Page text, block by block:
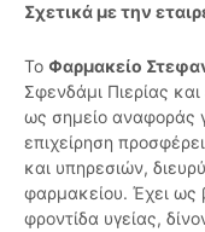
Σχετικά με την
Το Φαρμακείο
Σφενδάμι Πιερίας
ως σημείο αναφοράς
επιχείρηση
και υπηρεσιών,
φαρμακείου. Έχει ως
φροντίδα υγείας,